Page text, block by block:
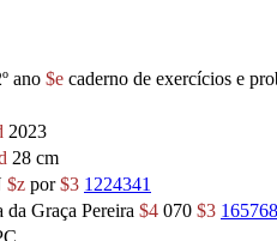
ano $e caderno de exercícios e
2023
28 cm
$z por$3 1224341
da Graça Pereira $4 070 $3 165768